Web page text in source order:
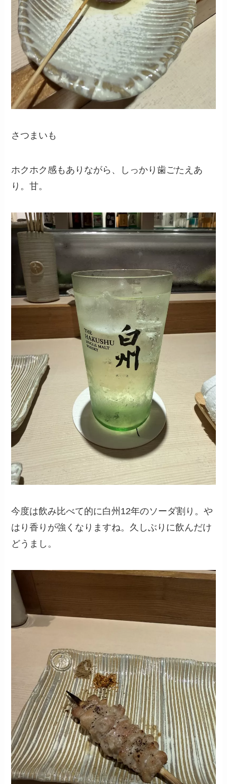
さつまいも
ホクホク感もありながら、しっかり歯ごたえあ
り。甘。
今度は飲み比べて的に白州12年のソーダ割り。や
はり香りが強くなりますね。久しぶりに飲んだけ
どうまし。